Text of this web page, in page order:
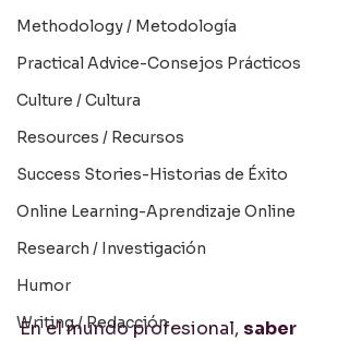
Methodology / Metodología
Practical Advice-Consejos Prácticos
Culture / Cultura
Resources / Recursos
Success Stories-Historias de Éxito
Online Learning-Aprendizaje Online
Research / Investigación
Humor
Writing / Redacción
En el mundo profesional, saber